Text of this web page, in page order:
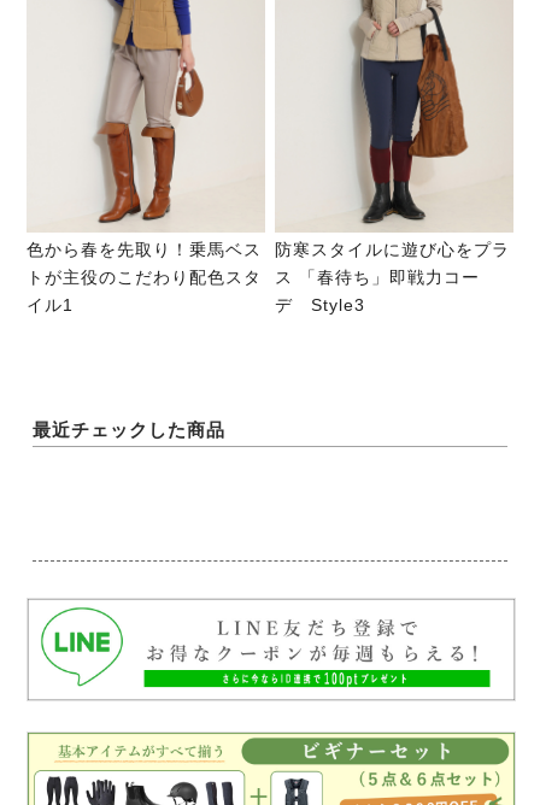
色から春を先取り！乗馬ベス
トが主役のこだわり配色スタ
イル1
防寒スタイルに遊び心をプラ
ス 「春待ち」即戦力コー
デ Style3
最近チェックした商品